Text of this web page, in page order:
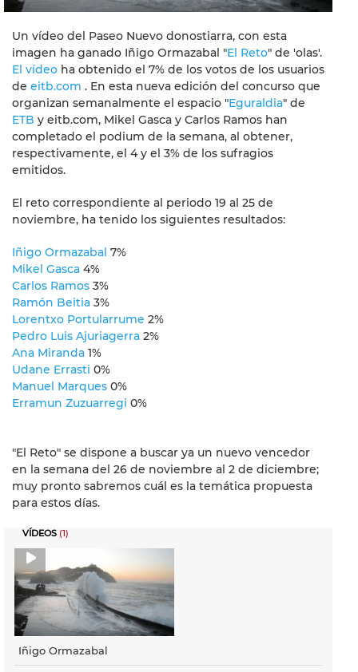
Un vídeo del Paseo Nuevo donostiarra, con esta
imagen ha ganado Iñigo Ormazabal "El Reto" de 'olas'.
El vídeo ha obtenido el 7% de los votos de los usuarios
de eitb.com . En esta nueva edición del concurso que
organizan semanalmente el espacio "Eguraldia" de
ETB y eitb.com, Mikel Gasca y Carlos Ramos han
completado el podium de la semana, al obtener,
respectivamente, el 4 y el 3% de los sufragios
emitidos.
El reto correspondiente al periodo 19 al 25 de
noviembre, ha tenido los siguientes resultados:
Iñigo Ormazabal 7%
Mikel Gasca 4%
Carlos Ramos 3%
Ramón Beitia 3%
Lorentxo Portularrume 2%
Pedro Luis Ajuriagerra 2%
Ana Miranda 1%
Udane Errasti 0%
Manuel Marques 0%
Erramun Zuzuarregi 0%
"El Reto" se dispone a buscar ya un nuevo vencedor
en la semana del 26 de noviembre al 2 de diciembre;
muy pronto sabremos cuál es la temática propuesta
para estos días.
VÍDEOS (1)
Iñigo Ormazabal